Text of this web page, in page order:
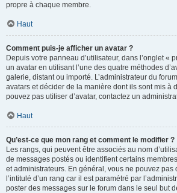
propre à chaque membre.
Haut
Comment puis-je afficher un avatar ?
Depuis votre panneau d’utilisateur, dans l’onglet «
un avatar en utilisant l’une des quatre méthodes
galerie, distant ou importé. L’administrateur du
avatars et décider de la manière dont ils sont mis à
pouvez pas utiliser d’avatar, contactez un
Haut
Qu’est-ce que mon rang et comment le modifier ?
Les rangs, qui peuvent être associés au nom
de messages postés ou identifient certains
et administrateurs. En général, vous ne pouvez pas
l’intitulé d’un rang car il est paramétré par
poster des messages sur le forum dans le seul but